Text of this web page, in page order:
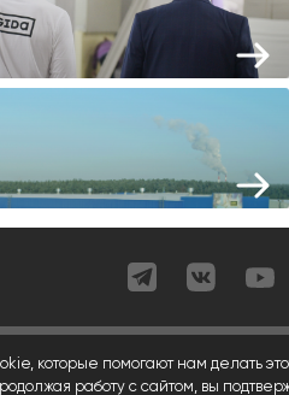
которые помогают нам делать
работу с сайтом, вы